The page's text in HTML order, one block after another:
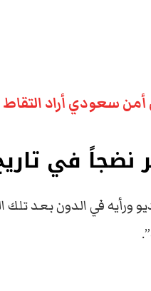
سعودي أراد
نضجاً في
ورأيه في الدون بعد تلك